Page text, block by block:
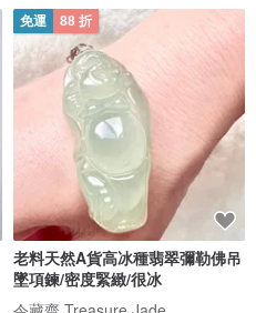
免運 88 折
老料天然A貨高冰種翡翠彌勒佛吊
墜項鍊/密度緊緻/很冰